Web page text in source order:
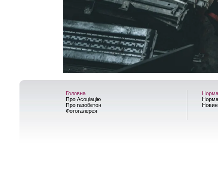
Головна
Про Асоціацію
Про газобетон
Фотогалерея